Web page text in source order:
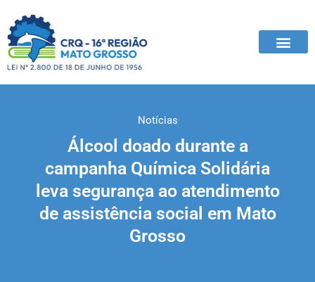
Notícias
Álcool doado durante a
campanha Química Solidária
leva segurança ao atendimento
de assistência social em Mato
Grosso